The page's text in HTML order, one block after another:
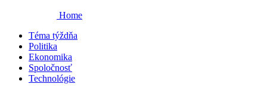
Home
Téma týždňa
Politika
Ekonomika
Spoločnosť
Technológie